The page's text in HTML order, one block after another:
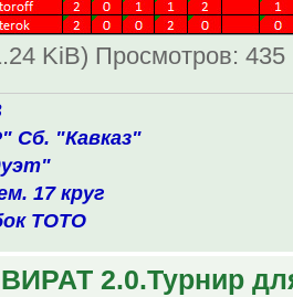
KiB) Просмотров: 435
Сб. "Кавказ"
17 круг
ТОТО
2.0.Турнир